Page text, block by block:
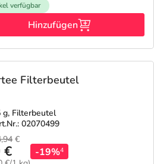
verfügbar
Hinzufügen
Filterbeutel
g, Filterbeutel
02070499
€
€ -19%4